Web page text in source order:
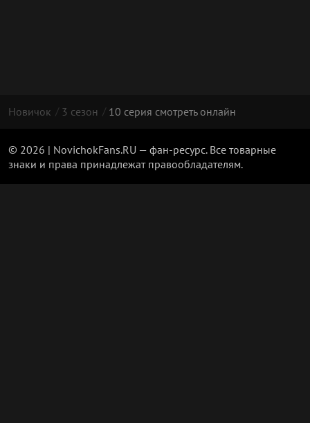
Новичок 3 сезон 10 серия смотреть онлайн
© 2026 | NovichokFans.RU — фан-ресурс. Все товарные
знаки и права принадлежат правообладателям.